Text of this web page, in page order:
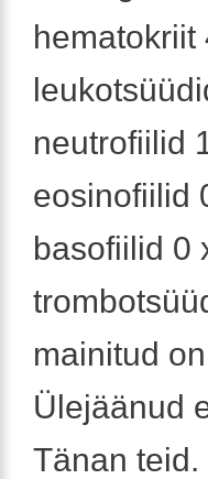
hematokriit
neutrofiilid
eosinofiilid
basofiilid 0
mainitud
Ülejäänud
Tänan teid.